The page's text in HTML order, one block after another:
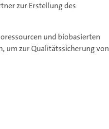
zur Erstellung des
und biobasierten
um zur Qualitätssicherung von